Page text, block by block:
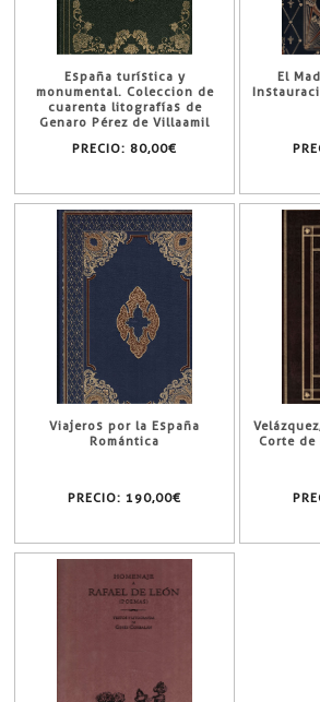
España turística y
monumental. Coleccion de
cuarenta litografías de
Genaro Pérez de Villaamil
PRECIO: 80,00€
El
Viajeros por la España
Romántica
PRECIO: 190,00€
Corte de